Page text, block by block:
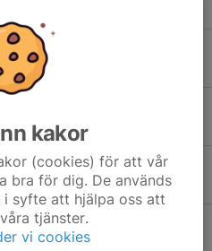
tisdag 13/12
kakor
(cookies) för att vår
bra för dig. De används
syfte att hjälpa oss att
tjänster.
vi cookies